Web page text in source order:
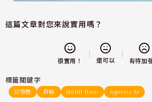
這篇文章對您來說實用嗎？
很實用！ 還可以 有待加
標籤關鍵字
記憶體 群聯 NAND flash Agentic AI